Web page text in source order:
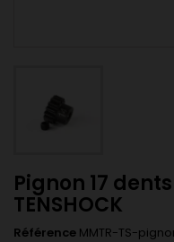
Pignon 17
TENSHOCK
Référence MMTR-TS-